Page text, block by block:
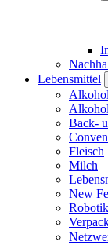
Lebensmittel
Back-
Fleisch
Milch
New